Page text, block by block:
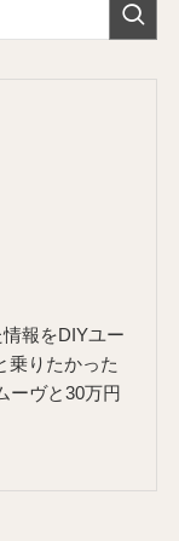
報をDIYユー
乗りたかった
ーヴと30万円